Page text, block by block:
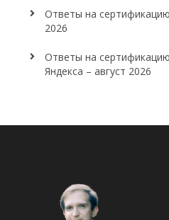
Ответы на
2026
Ответы на
Яндекса – август 2026